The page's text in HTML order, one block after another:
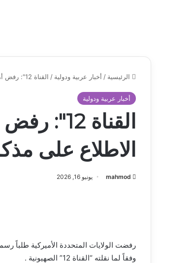
الرئيسية / أخبار عربية ودولية / القناة 12″: رفض أميركي لطلب “إسرائيل” الاطلاع على مذكرة التفاهم مع إيران
أخبار عربية ودولية
القناة
الاطلاع على
mahmod يونيو 16, 2026
رفضت الولايات المتحددة الأميركية طلباً
وفقاً لما نقلته “القناة 12” الصهيونية .